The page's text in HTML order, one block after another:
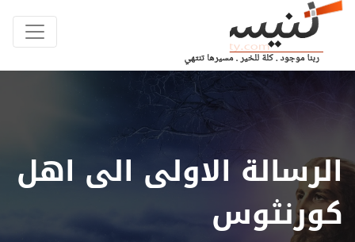
الرسالة الاولى الى اهل
كورنثوس